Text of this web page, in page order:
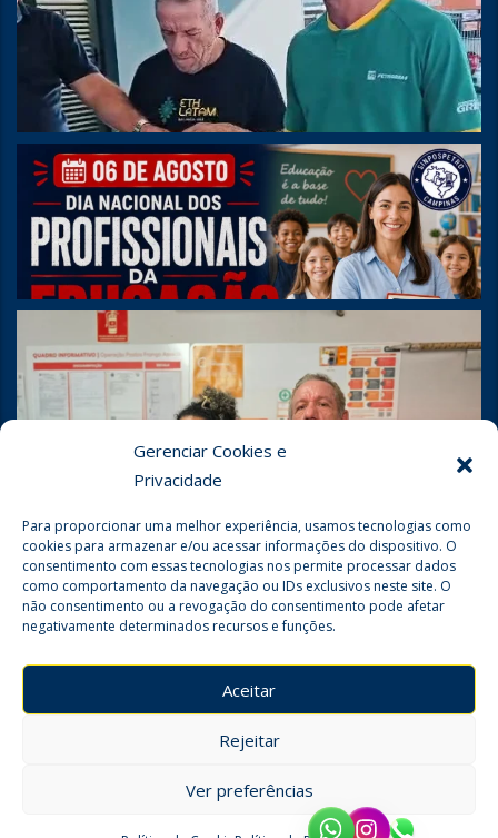
Gerenciar Cookies e
Privacidade
Para proporcionar uma melhor experiência, usamos tecnologias como
cookies para armazenar e/ou acessar informações do dispositivo. O
consentimento com essas tecnologias nos permite processar dados
como comportamento da navegação ou IDs exclusivos neste site. O
não consentimento ou a revogação do consentimento pode afetar
negativamente determinados recursos e funções.
Aceitar
Rejeitar
Ver preferências
Seguir no Instagram